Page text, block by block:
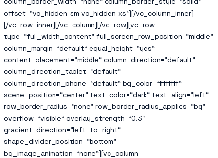
offset=“vc_hidden-sm vc_hidden-xs“][/vc_column_inner]
[/vc_row_inner][/vc_column][/vc_row][vc_row
type=“full_width_content“ full_screen_row_position=“middle“
column_margin=“default“ equal_height=“yes“
content_placement=“middle“ column_direction=“default“
column_direction_tablet=“default“
column_direction_phone=“default“ bg_color=“#ffffff“
scene_position=“center“ text_color=“dark“ text_align=“left“
row_border_radius=“none“ row_border_radius_applies=“bg“
overflow=“visible“ overlay_strength=“0.3″
gradient_direction=“left_to_right“
shape_divider_position=“bottom“
bg_image_animation=“none“][vc_column